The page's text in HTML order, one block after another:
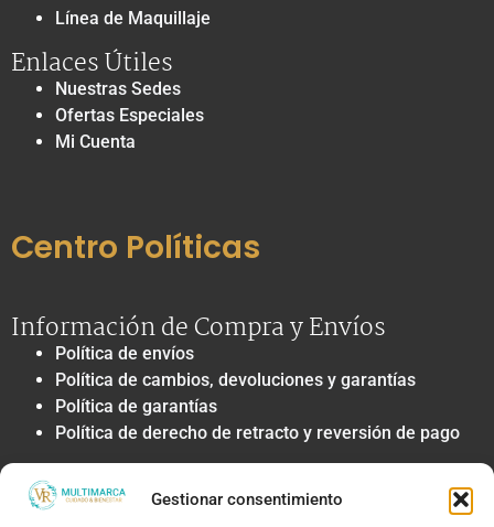
Gestionar consentimiento
Línea de Maquillaje
Enlaces Útiles
Nuestras Sedes
Ofertas Especiales
Mi Cuenta
Centro Políticas
Información de Compra y Envíos
Política de envíos
Política de cambios, devoluciones y garantías
Política de garantías
Política de derecho de retracto y reversión de pago
Privacidad y Tratamiento de Datos
Política de privacidad y tratamiento de datos